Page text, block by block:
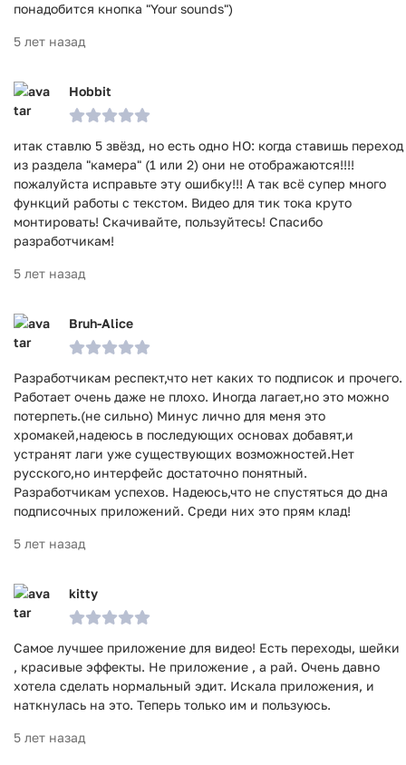
понадобится кнопка "Your sounds")
5 лет назад
Hobbit
итак ставлю 5 звёзд, но есть одно НО: когда ставишь переход
из раздела "камера" (1 или 2) они не отображаются!!!!
пожалуйста исправьте эту ошибку!!! А так всё супер много
функций работы с текстом. Видео для тик тока круто
монтировать! Скачивайте, пользуйтесь! Спасибо
разработчикам!
5 лет назад
Bruh-Alice
Разработчикам респект,что нет каких то подписок и прочего.
Работает очень даже не плохо. Иногда лагает,но это можно
потерпеть.(не сильно) Минус лично для меня это
хромакей,надеюсь в последующих основах добавят,и
устранят лаги уже существующих возможностей.Нет
русского,но интерфейс достаточно понятный.
Разработчикам успехов. Надеюсь,что не спустяться до дна
подписочных приложений. Среди них это прям клад!
5 лет назад
kitty
Самое лучшее приложение для видео! Есть переходы, шейки
, красивые эффекты. Не приложение , а рай. Очень давно
хотела сделать нормальный эдит. Искала приложения, и
наткнулась на это. Теперь только им и пользуюсь.
5 лет назад